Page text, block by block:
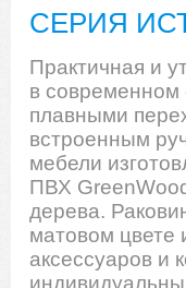
СЕРИЯ
Практичная и
в современном
плавными
встроенным
мебели
ПВХ
дерева.
матовом
аксессуаров и